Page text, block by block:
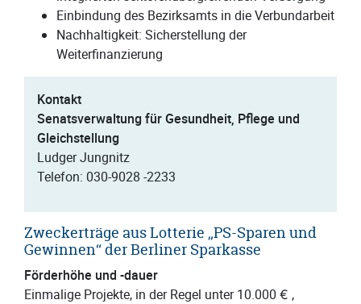
Einbindung des Bezirksamts in die Verbundarbeit
Nachhaltigkeit: Sicherstellung der
Weiterfinanzierung
Kontakt
Senatsverwaltung für Gesundheit, Pflege und
Gleichstellung
Ludger Jungnitz
Telefon: 030-9028 -2233
Zweckerträge aus Lotterie „PS-Sparen und
Gewinnen“ der Berliner Sparkasse
Förderhöhe und -dauer
Einmalige Projekte, in der Regel unter 10.000 € ,